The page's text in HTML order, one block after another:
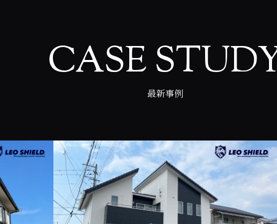
CASE
最新事例